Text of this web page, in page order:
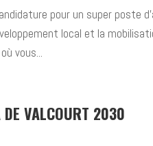
pour un super poste
local et la
vous...
DE VALCOURT 2030